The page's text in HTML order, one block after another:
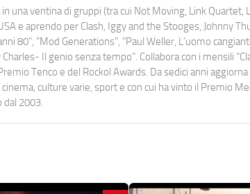
una ventina di gruppi (tra cui Not Moving, Link Quartet,
e aprendo per Clash, Iggy and the Stooges, Johnny
80", "Mod Generations", "Paul Weller, L’uomo
Il genio senza tempo". Collabora con i mensili
Tenco e del Rockol Awards. Da sedici anni
culture varie, sport e con cui ha vinto il Premio
2003.